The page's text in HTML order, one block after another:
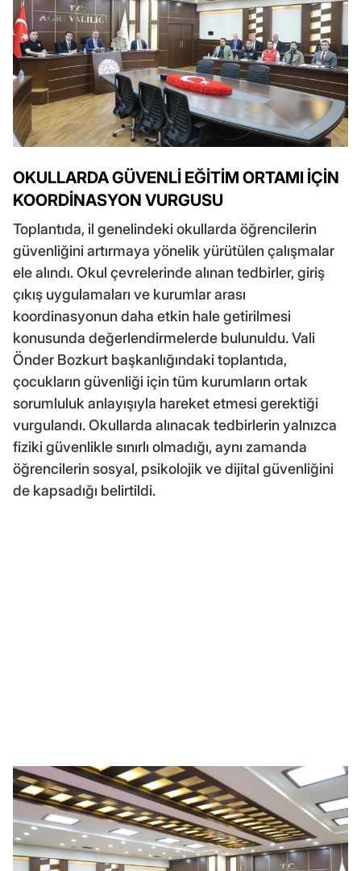
OKULLARDA GÜVENLİ EĞİTİM ORTAMI İÇİN
KOORDİNASYON VURGUSU
Toplantıda, il genelindeki okullarda öğrencilerin
güvenliğini artırmaya yönelik yürütülen çalışmalar
ele alındı. Okul çevrelerinde alınan tedbirler, giriş
çıkış uygulamaları ve kurumlar arası
koordinasyonun daha etkin hale getirilmesi
konusunda değerlendirmelerde bulunuldu. Vali
Önder Bozkurt başkanlığındaki toplantıda,
çocukların güvenliği için tüm kurumların ortak
sorumluluk anlayışıyla hareket etmesi gerektiği
vurgulandı. Okullarda alınacak tedbirlerin yalnızca
fiziki güvenlikle sınırlı olmadığı, aynı zamanda
öğrencilerin sosyal, psikolojik ve dijital güvenliğini
de kapsadığı belirtildi.